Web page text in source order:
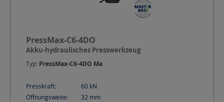
PressMax-C6-4DO
Akku-hydraulisches Presswerkzeug
Typ: PressMax-C6-4DO Ma
Presskraft: 60 kN
Öffnungsweite:
32 mm